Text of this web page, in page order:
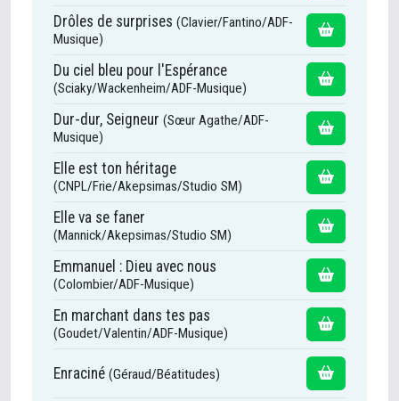
Drôles de surprises (Clavier/Fantino/ADF-
Musique)
Du ciel bleu pour l'Espérance
(Sciaky/Wackenheim/ADF-Musique)
Dur-dur, Seigneur (Sœur Agathe/ADF-
Musique)
Elle est ton héritage
(CNPL/Frie/Akepsimas/Studio SM)
Elle va se faner
(Mannick/Akepsimas/Studio SM)
Emmanuel : Dieu avec nous
(Colombier/ADF-Musique)
En marchant dans tes pas
(Goudet/Valentin/ADF-Musique)
Enraciné (Géraud/Béatitudes)